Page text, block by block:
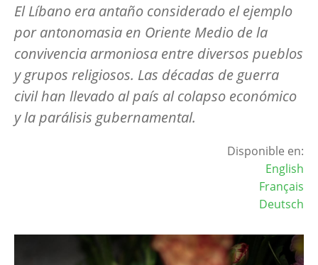
El Líbano era antaño considerado el ejemplo
por antonomasia en Oriente Medio de la
convivencia armoniosa entre diversos pueblos
y grupos religiosos. Las décadas de guerra
civil han llevado al país al colapso económico
y la parálisis gubernamental.
Disponible en:
English
Français
Deutsch